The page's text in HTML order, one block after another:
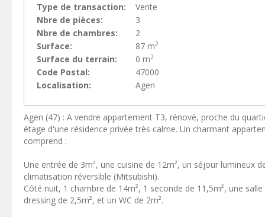
Type de transaction:
Vente
Nbre de pièces:
3
Nbre de chambres:
2
Surface:
87 m2
Surface du terrain: 0 m2
Code Postal:
47000
Localisation:
Agen
Agen (47) : A vendre appartement T3, rénové, proche du
étage d'une résidence privée très calme. Un charmant
comprend :
Une entrée de 3m², une cuisine de 12m², un séjour lumineux
climatisation réversible (Mitsubishi).
Côté nuit, 1 chambre de 14m², 1 seconde de 11,5m², une
dressing de 2,5m², et un WC de 2m².